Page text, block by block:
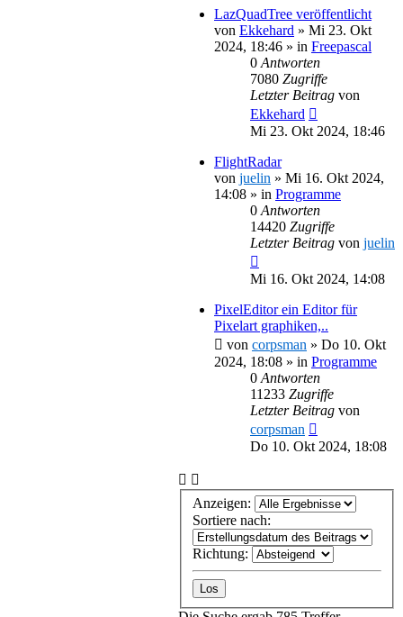
LazQuadTree veröffentlicht
von Ekkehard » Mi 23. Okt
2024, 18:46 » in Freepascal
0 Antworten
7080 Zugriffe
Letzter Beitrag von
Ekkehard
Mi 23. Okt 2024, 18:46
FlightRadar
von juelin » Mi 16. Okt 2024,
14:08 » in Programme
0 Antworten
14420 Zugriffe
Letzter Beitrag von juelin
Mi 16. Okt 2024, 14:08
PixelEditor ein Editor für
Pixelart graphiken,..
von corpsman » Do 10. Okt
2024, 18:08 » in Programme
0 Antworten
11233 Zugriffe
Letzter Beitrag von
corpsman
Do 10. Okt 2024, 18:08
Anzeigen:
Sortiere nach:
Richtung: